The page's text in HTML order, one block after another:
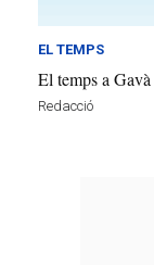
EL TEMPS
El temps a
Redacció